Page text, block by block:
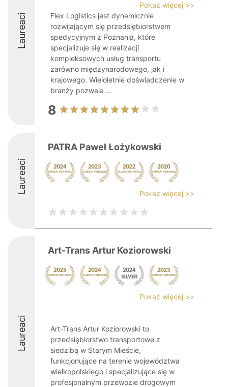
Laureaci
Pokaż więcej >>
Flex Logistics jest dynamicznie
rozwijającym się przedsiębiorstwem
spedycyjnym z Poznania, które
specjalizuje się w realizacji
kompleksowych usług transportu
zarówno międzynarodowego, jak i
krajowego. Wieloletnie doświadczenie w
branży pozwala ...
8
Laureaci
PATRA Paweł Łożykowski
Pokaż więcej >>
Laureaci
Art-Trans Artur Koziorowski
Pokaż więcej >>
Art-Trans Artur Koziorowski to
przedsiębiorstwo transportowe z
siedzibą w Starym Mieście,
funkcjonujące na terenie województwa
wielkopolskiego i specjalizujące się w
profesjonalnym przewozie drogowym